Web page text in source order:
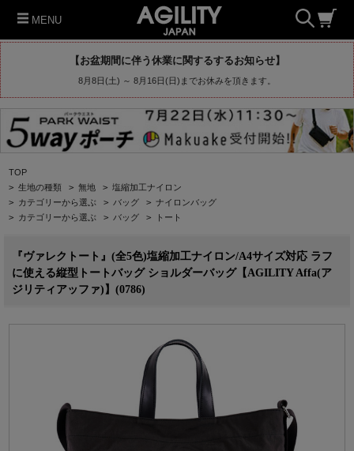
MENU
【お盆期間に伴う休業に関するするお知らせ】
8月8日(土) ～ 8月16日(日)までお休みを頂きます。
TOP
> 生地の種類 > 無地 > 塩縮加工ナイロン
> カテゴリーから選ぶ > バッグ > ナイロンバッグ
> カテゴリーから選ぶ > バッグ > トート
『ヴァレクトート』(全5色)塩縮加工ナイロン/A4サイズ対応 ラフ
に使える縦型トートバッグ ショルダーバッグ【AGILITY Affa(ア
ジリティアッファ)】(0786)